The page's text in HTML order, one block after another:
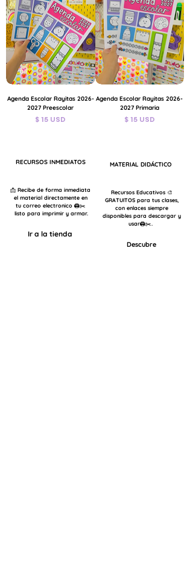
Agenda Escolar Rayitas 2026-
2027 Preescolar
Precio
$ 15 USD
Agenda Escolar Rayitas 2026-
2027 Primaria
Precio
$ 15 USD
RECURSOS INMEDIATOS
Ir a la tienda
📩 Recibe de forma inmediata
el material directamente en
tu correo electronico 🖨️✂️
listo para imprimir y armar.
MATERIAL DIDÁCTICO
Descubre
Recursos Educativos 🎨
GRATUITOS para tus clases,
con enlaces siempre
disponibles para descargar y
usar🖨️✂️.